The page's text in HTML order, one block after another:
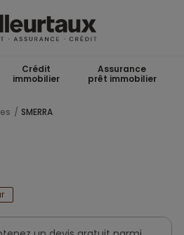
Crédit
immobilier
Assurance
prêt immobilier
SMERRA